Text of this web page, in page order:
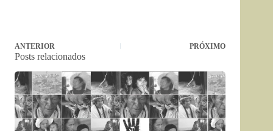
ANTERIOR PRÓXIMO
Posts relacionados